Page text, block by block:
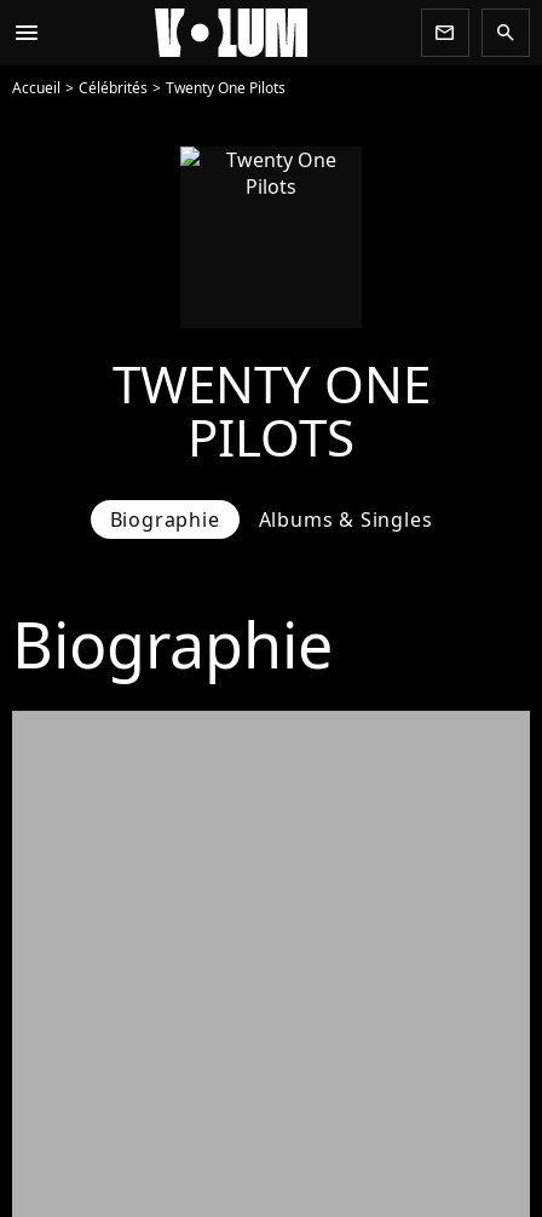
menu newsletter search
Accueil Célébrités Twenty One Pilots
TWENTY ONE
PILOTS
Biographie Albums & Singles
Biographie